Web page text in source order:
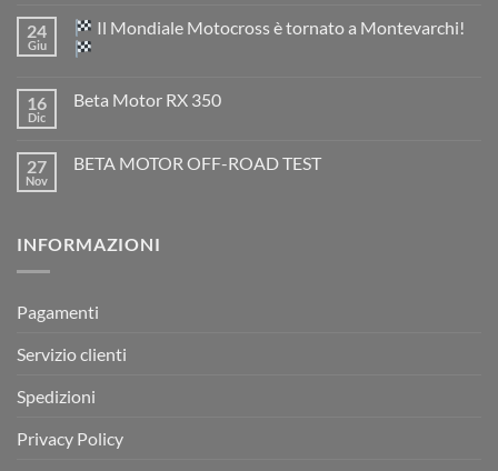
su
TM
EN
2026:
è
arrivata
24
Giu
Il Mondiale Motocross è tornato a Montevarchi!
su
Motocross
è
16
Dic
Beta Motor RX 350
Beta
27
Nov
BETA MOTOR OFF-ROAD TEST
MOTOR
INFORMAZIONI
Pagamenti
Servizio clienti
Spedizioni
Privacy Policy